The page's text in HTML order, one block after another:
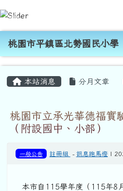
跳至主內容區
桃園市平鎮區北勢
導覽列
桃園市平鎮區北勢國民小學
本站消息 分月文章
桃園市立承光華德福實
（附設國中、小部）
一般公告 註冊組 - 訊息跑馬燈|
本市自115學年度（115年8